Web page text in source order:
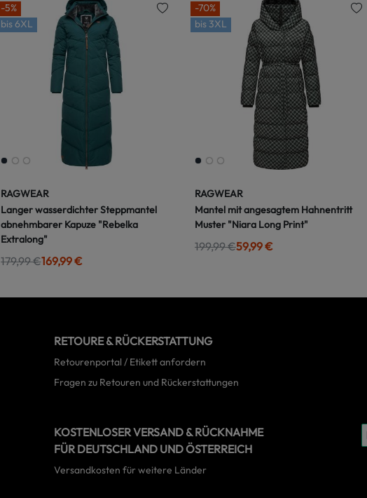
-5%
bis6XL
RAGWEAR
Langer wasserdichter Steppmantel
abnehmbarer Kapuze "Rebelka
Extralong"
179,99 €169,99 €
-70%
bis 3XL
RAGWEAR
Mantel mit angesagtem Hahnentritt
Muster "Niara Long Print"
199,99 €59,99 €
RETOURE & RÜCKERSTATTUNG
Retourenportal / Etikett anfordern
Fragen zu Retouren und Rückerstattungen
KOSTENLOSER VERSAND & RÜCKNAHME
FÜR DEUTSCHLAND UND ÖSTERREICH
Versandkosten für weitere Länder